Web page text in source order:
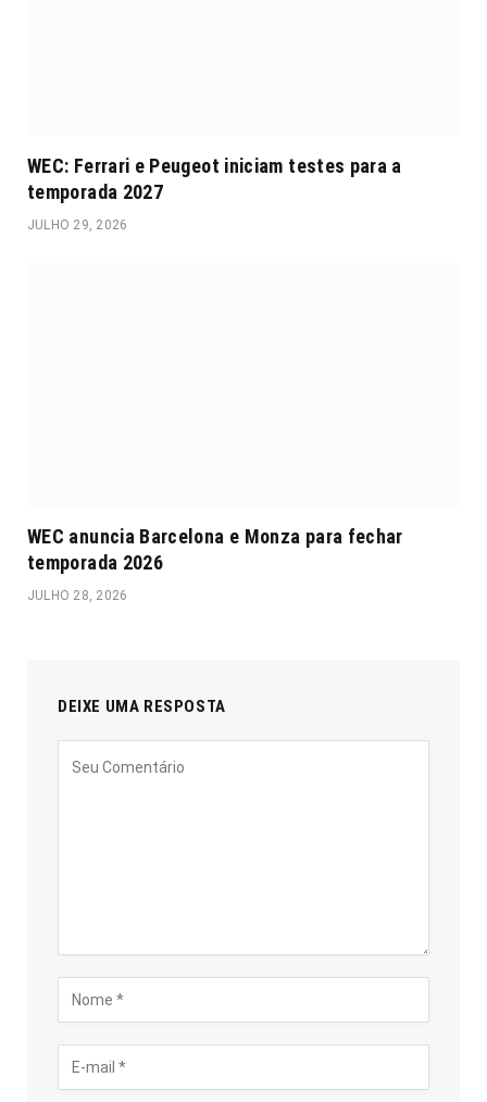
WEC: Ferrari e Peugeot iniciam testes para a
temporada 2027
JULHO 29, 2026
WEC anuncia Barcelona e Monza para fechar
temporada 2026
JULHO 28, 2026
DEIXE UMA RESPOSTA